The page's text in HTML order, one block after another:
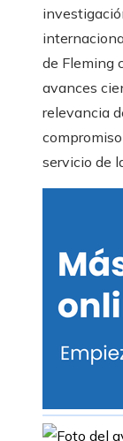
de Fleming
avances
relevancia
servicio de